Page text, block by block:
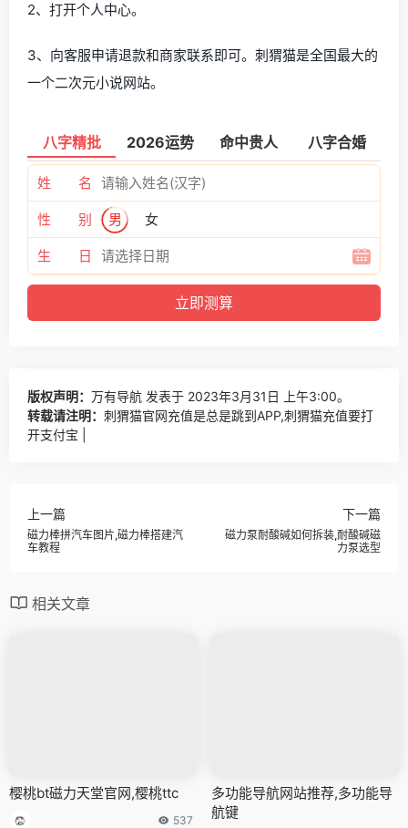
2、打开个人中心。
3、向客服申请退款和商家联系即可。刺猬猫是全国最大的
一个二次元小说网站。
八字精批 2026运势 命中贵人 八字合婚
姓 名
性 别 男 女
生 日
版权声明： 万有导航 发表于 2023年3月31日 上午3:00。
转载请注明： 刺猬猫官网充值是总是跳到APP,刺猬猫充值要打
开支付宝 |
上一篇
磁力棒拼汽车图片,磁力棒搭建汽
车教程
下一篇
磁力泵耐酸碱如何拆装,耐酸碱磁
力泵选型
相关文章
樱桃bt磁力天堂官网,樱桃ttc
537
多功能导航网站推荐,多功能导
航键